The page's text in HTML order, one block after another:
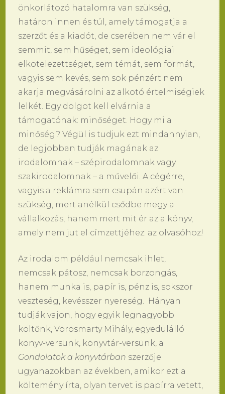
önkorlátozó hatalomra van szükség,
határon innen és túl, amely támogatja a
szerzőt és a kiadót, de cserében nem vár el
semmit, sem hűséget, sem ideológiai
elkötelezettséget, sem témát, sem formát,
vagyis sem kevés, sem sok pénzért nem
akarja megvásárolni az alkotó értelmiségiek
lelkét. Egy dolgot kell elvárnia a
támogatónak: minőséget. Hogy mi a
minőség? Végül is tudjuk ezt mindannyian,
de legjobban tudják magának az
irodalomnak – szépirodalomnak vagy
szakirodalomnak – a művelői. A cégérre,
vagyis a reklámra sem csupán azért van
szükség, mert anélkül csődbe megy a
vállalkozás, hanem mert mit ér az a könyv,
amely nem jut el címzettjéhez: az olvasóhoz!
Az irodalom például nemcsak ihlet,
nemcsak pátosz, nemcsak borzongás,
hanem munka is, papír is, pénz is, sokszor
veszteség, kevésszer nyereség. Hányan
tudják vajon, hogy egyik legnagyobb
költőnk, Vörösmarty Mihály, egyedülálló
könyv-versünk, könyvtár-versünk, a
Gondolatok a könyvtárban szerzője
ugyanazokban az években, amikor ezt a
költemény írta, olyan tervet is papírra vetett,